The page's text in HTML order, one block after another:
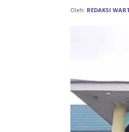
Oleh: REDAKSI